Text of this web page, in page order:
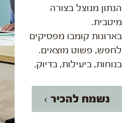
הנתון מנוצל בצורה
מיטבית.
בארונות קומבו מפסיקים
לחפש, פשוט מוצאים.
בנוחות, ביעילות, בדיוק.
נשמח להכיר ›